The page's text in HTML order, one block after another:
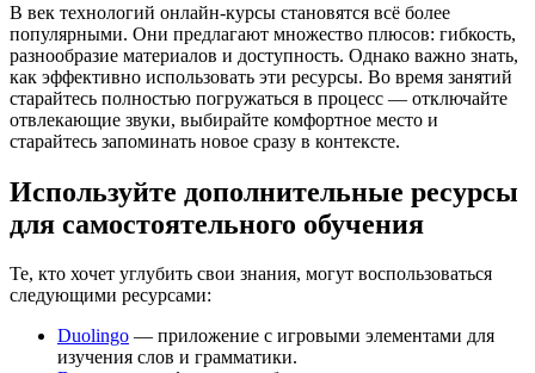
В век технологий онлайн-курсы становятся всё более
популярными. Они предлагают множество плюсов: гибкость,
разнообразие материалов и доступность. Однако важно знать,
как эффективно использовать эти ресурсы. Во время занятий
старайтесь полностью погружаться в процесс — отключайте
отвлекающие звуки, выбирайте комфортное место и
старайтесь запоминать новое сразу в контексте.
Используйте дополнительные ресурсы
для самостоятельного обучения
Те, кто хочет углубить свои знания, могут воспользоваться
следующими ресурсами:
Duolingo — приложение с игровыми элементами для
изучения слов и грамматики.